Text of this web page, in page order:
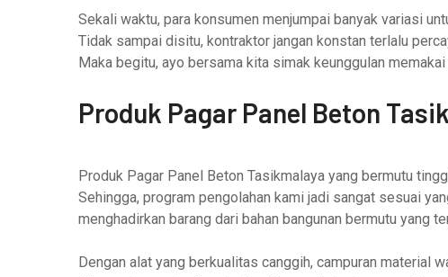
Sekali waktu, para konsumen menjumpai banyak variasi
Tidak sampai disitu, kontraktor jangan konstan terlalu
Maka begitu, ayo bersama kita simak keunggulan memakai
Produk Pagar Panel Beton
Produk Pagar Panel Beton Tasikmalaya yang bermutu
Sehingga, program pengolahan kami jadi sangat sesuai
menghadirkan barang dari bahan bangunan bermutu yang
Dengan alat yang berkualitas canggih, campuran material